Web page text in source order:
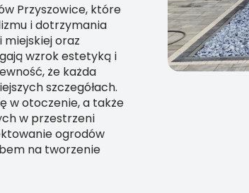
Przyszowice, które
i dotrzymania
oraz
wzrok estetyką i
że każda
szczegółach.
w otoczenie, a także
w przestrzeni
ogrodów
na tworzenie